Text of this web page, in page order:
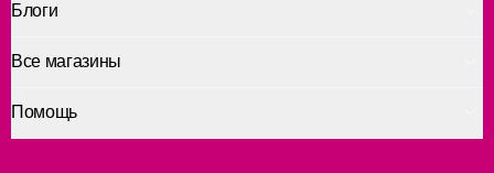
Помощь
Блоги
Все магазины